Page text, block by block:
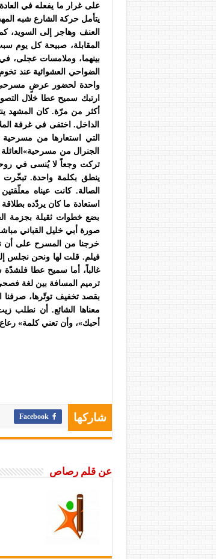
على غرار ما يفعله في
يتأمل حركة الشارع شبه
العنف وهاجر إلى السويد،
المقابلة، صبيحة كل يوم
بينهما، وملامسات عجلى،
الضواحي العشوائية عند
واحدة لحضور عرضٍ مسرحي
ارتبك سميح عطا خلال
أكثر من مرّة. كان المشهد
الداخل. اختفى في غرفة
التي استعارها من
الجنرال من
تركت وجعاً لا يُنسى في
ينطق بكلمة واحدة.
الصالة. كانت عيناه
استعادة ما كان يردّده
بضع خطوات ثقيلة بجزمة
صورة أبي خليل القباني
خرجنا من المسرح على أن
فيلم. قلت لها ونحن نجلس
غالباً، أما سميح عطا
ترميم المسافة بين لغة
بقصد تخفيف توتّرها،
معناها الشائع. أن نطلب
أحبك»، وأن تعني كلمة»
شاركها Facebook
عن قلم رصاص